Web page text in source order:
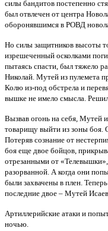
силы бандитов постепенно
был отвлечен от центра
оборонявшимся в РОВД
Но силы защитников высоты
изрешеченный осколками
пытаясь спасти, был тяжело
Николай. Мутей из пулемета
Колю из-под обстрела и
вышке не имело смысла.
Вызвав огонь на себя, Мутей
товарищу выйти из зоны боя.
Потеряв сознание от
боя еще двое бойцов,
отрезанными от
разорванной. А когда они
были захвачены в плен.
последние двое – Мутей
Артиллерийские атаки и
ночью.